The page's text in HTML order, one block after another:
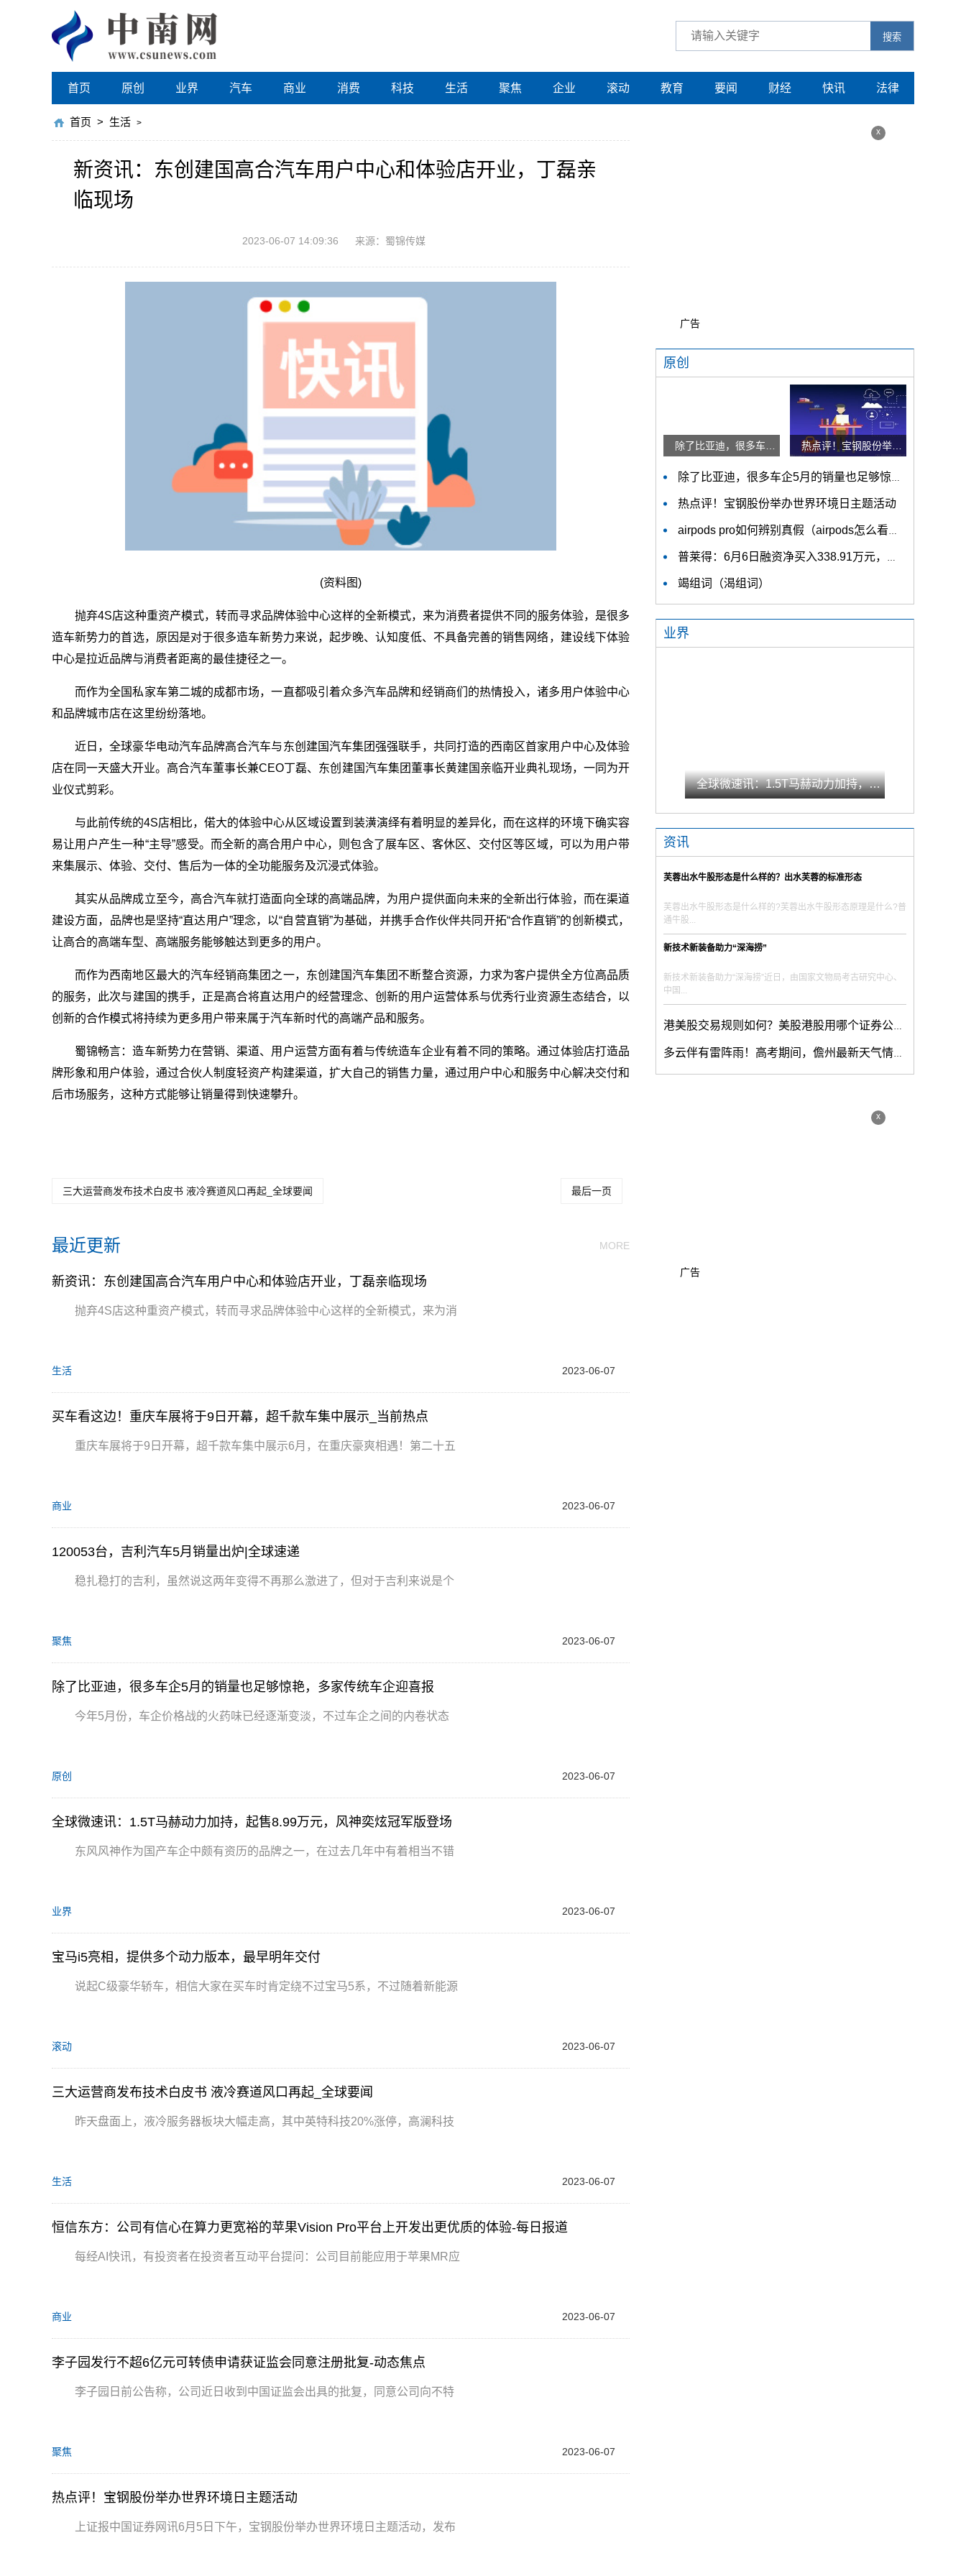
搜索
首页 原创 业界 汽车 商业 消费 科技 生活 聚焦 企业 滚动 教育 要闻 财经 快讯 法律
首页 > 生活 >
新资讯：东创建国高合汽车用户中心和体验店开业，丁磊亲
临现场
2023-06-07 14:09:36 来源：蜀锦传媒
(资料图)
抛弃4S店这种重资产模式，转而寻求品牌体验中心这样的全新模式，来为消费者提供不同的服务体验，是很多
造车新势力的首选，原因是对于很多造车新势力来说，起步晚、认知度低、不具备完善的销售网络，建设线下体验
中心是拉近品牌与消费者距离的最佳捷径之一。
而作为全国私家车第二城的成都市场，一直都吸引着众多汽车品牌和经销商们的热情投入，诸多用户体验中心
和品牌城市店在这里纷纷落地。
近日，全球豪华电动汽车品牌高合汽车与东创建国汽车集团强强联手，共同打造的西南区首家用户中心及体验
店在同一天盛大开业。高合汽车董事长兼CEO丁磊、东创建国汽车集团董事长黄建国亲临开业典礼现场，一同为开
业仪式剪彩。
与此前传统的4S店相比，偌大的体验中心从区域设置到装潢演绎有着明显的差异化，而在这样的环境下确实容
易让用户产生一种“主导”感受。而全新的高合用户中心，则包含了展车区、客休区、交付区等区域，可以为用户带
来集展示、体验、交付、售后为一体的全功能服务及沉浸式体验。
其实从品牌成立至今，高合汽车就打造面向全球的高端品牌，为用户提供面向未来的全新出行体验，而在渠道
建设方面，品牌也是坚持“直达用户”理念，以“自营直销”为基础，并携手合作伙伴共同开拓“合作直销”的创新模式，
让高合的高端车型、高端服务能够触达到更多的用户。
而作为西南地区最大的汽车经销商集团之一，东创建国汽车集团不断整合资源，力求为客户提供全方位高品质
的服务，此次与建国的携手，正是高合将直达用户的经营理念、创新的用户运营体系与优秀行业资源生态结合，以
创新的合作模式将持续为更多用户带来属于汽车新时代的高端产品和服务。
蜀锦畅言：造车新势力在营销、渠道、用户运营方面有着与传统造车企业有着不同的策略。通过体验店打造品
牌形象和用户体验，通过合伙人制度轻资产构建渠道，扩大自己的销售力量，通过用户中心和服务中心解决交付和
后市场服务，这种方式能够让销量得到快速攀升。
三大运营商发布技术白皮书 液冷赛道风口再起_全球要闻 最后一页
最近更新 MORE
新资讯：东创建国高合汽车用户中心和体验店开业，丁磊亲临现场
抛弃4S店这种重资产模式，转而寻求品牌体验中心这样的全新模式，来为消
生活 2023-06-07
买车看这边！重庆车展将于9日开幕，超千款车集中展示_当前热点
重庆车展将于9日开幕，超千款车集中展示6月，在重庆豪爽相遇！第二十五
商业 2023-06-07
120053台，吉利汽车5月销量出炉|全球速递
稳扎稳打的吉利，虽然说这两年变得不再那么激进了，但对于吉利来说是个
聚焦 2023-06-07
除了比亚迪，很多车企5月的销量也足够惊艳，多家传统车企迎喜报
今年5月份，车企价格战的火药味已经逐渐变淡，不过车企之间的内卷状态
原创 2023-06-07
全球微速讯：1.5T马赫动力加持，起售8.99万元，风神奕炫冠军版登场
东风风神作为国产车企中颇有资历的品牌之一，在过去几年中有着相当不错
业界 2023-06-07
宝马i5亮相，提供多个动力版本，最早明年交付
说起C级豪华轿车，相信大家在买车时肯定绕不过宝马5系，不过随着新能源
滚动 2023-06-07
三大运营商发布技术白皮书 液冷赛道风口再起_全球要闻
昨天盘面上，液冷服务器板块大幅走高，其中英特科技20%涨停，高澜科技
生活 2023-06-07
恒信东方：公司有信心在算力更宽裕的苹果Vision Pro平台上开发出更优质的体验-每日报道
每经AI快讯，有投资者在投资者互动平台提问：公司目前能应用于苹果MR应
商业 2023-06-07
李子园发行不超6亿元可转债申请获证监会同意注册批复-动态焦点
李子园日前公告称，公司近日收到中国证监会出具的批复，同意公司向不特
聚焦 2023-06-07
热点评！宝钢股份举办世界环境日主题活动
上证报中国证券网讯6月5日下午，宝钢股份举办世界环境日主题活动，发布
x
广告
原创
热点评！宝钢股份举办世界环境日主题活动
除了比亚迪，很多车企5月的销量也足够惊艳，多家传统车企迎喜报
热点评！宝钢股份举办世界环境日主题活动
airpods pro如何辨别真假（airpods怎么看真假）-世界要闻
普莱得：6月6日融资净买入338.91万元，连续3日累计净买入714.38万元 视讯
竭组词（渴组词）
业界
全球微速讯：1.5T马赫动力加持，起售8.99万元，风神奕炫冠军版登场
资讯
芙蓉出水牛股形态是什么样的？出水芙蓉的标准形态
芙蓉出水牛股形态是什么样的?芙蓉出水牛股形态原理是什么?普
通牛股...
新技术新装备助力“深海捞”
新技术新装备助力“深海捞”近日，由国家文物局考古研究中心、
中国...
港美股交易规则如何？美股港股用哪个证券公司更加好？
多云伴有雷阵雨！高考期间，儋州最新天气情况速览
x
广告